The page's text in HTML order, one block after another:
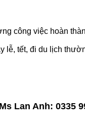
công việc hoàn
tết, đi du lịch
Lan Anh: 0335